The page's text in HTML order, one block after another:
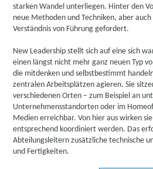
starken Wandel unterliegen. Hinter den
neue Methoden und Techniken, aber
Verständnis von Führung gefordert.
New Leadership stellt sich auf eine sich
einen längst nicht mehr ganz neuen Typ
die mitdenken und selbstbestimmt
zentralen Arbeitsplätzen agieren. Sie
verschiedenen Orten – zum Beispiel an
Unternehmensstandorten oder im
Medien erreichbar. Von hier aus wirken
entsprechend koordiniert werden. Das
Abteilungsleitern zusätzliche technische
und Fertigkeiten.